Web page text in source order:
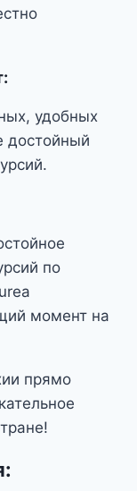
:
удобных
достойный
по
момент на
прямо